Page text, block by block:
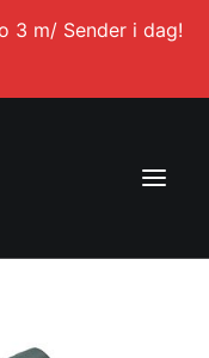
3 m/ Sender i dag!